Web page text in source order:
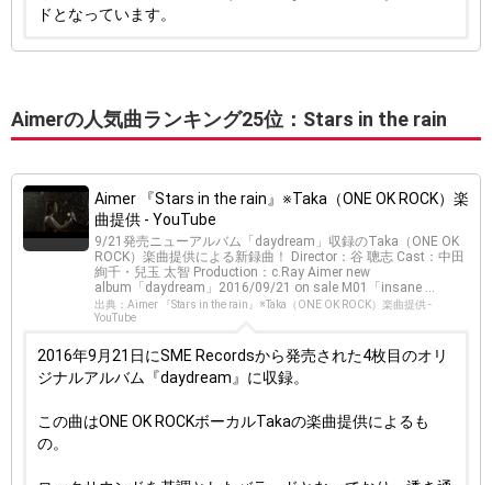
ドとなっています。
Aimerの人気曲ランキング25位：Stars in the rain
Aimer 『Stars in the rain』※Taka（ONE OK ROCK）楽
曲提供 - YouTube
9/21発売ニューアルバム「daydream」収録のTaka（ONE OK
ROCK）楽曲提供による新録曲！ Director：谷 聰志 Cast：中田
絢千・兒玉 太智 Production：c.Ray Aimer new
album「daydream」2016/09/21 on sale M01「insane ...
出典：Aimer 『Stars in the rain』※Taka（ONE OK ROCK）楽曲提供 -
YouTube
2016年9月21日にSME Recordsから発売された4枚目のオリ
ジナルアルバム『daydream』に収録。
この曲はONE OK ROCKボーカルTakaの楽曲提供によるも
の。